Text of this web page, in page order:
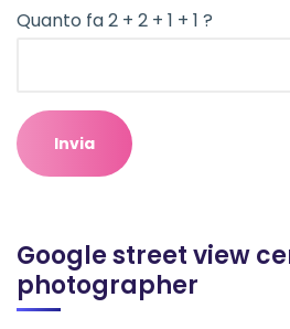
Quanto fa 2 + 2 + 1 + 1 ?
Google street view
photographer